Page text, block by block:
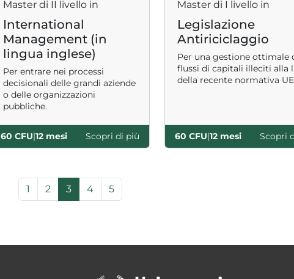
Master di II livello in
International
Management (in
lingua inglese)
Per entrare nei processi
decisionali delle grandi aziende
o delle organizzazioni
pubbliche.
60 CFU|12 mesi Scopri di più
Master di I livello in
Legislazione
Antiriciclaggio
Per una gestione ottimale
flussi di capitali illeciti alla
della recente normativa
60 CFU|12 mesi Scopri
Page
1 Page
2 Current Page
3 Page
4 Page
5